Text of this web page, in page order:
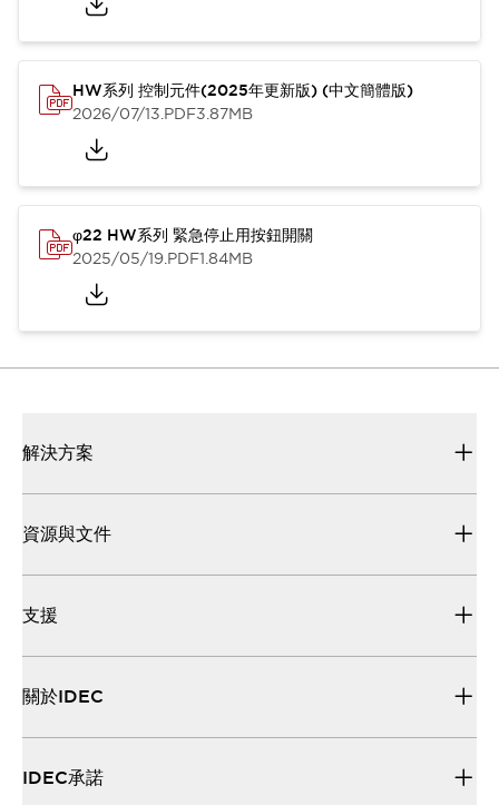
HW系列 控制元件(2025年更新版) (中文簡體版)
2026/07/13.PDF3.87MB
φ22 HW系列 緊急停止用按鈕開關
2025/05/19.PDF1.84MB
解決方案
資源與文件
支援
關於IDEC
IDEC承諾